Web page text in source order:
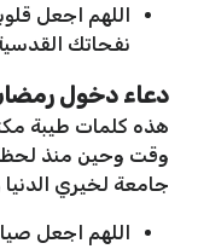
اللهم اجعل
نفحاتك
دعاء دخول
هذه كلمات طيبة
وقت وحين منذ
جامعة لخيري الدنيا
اللهم اجعل